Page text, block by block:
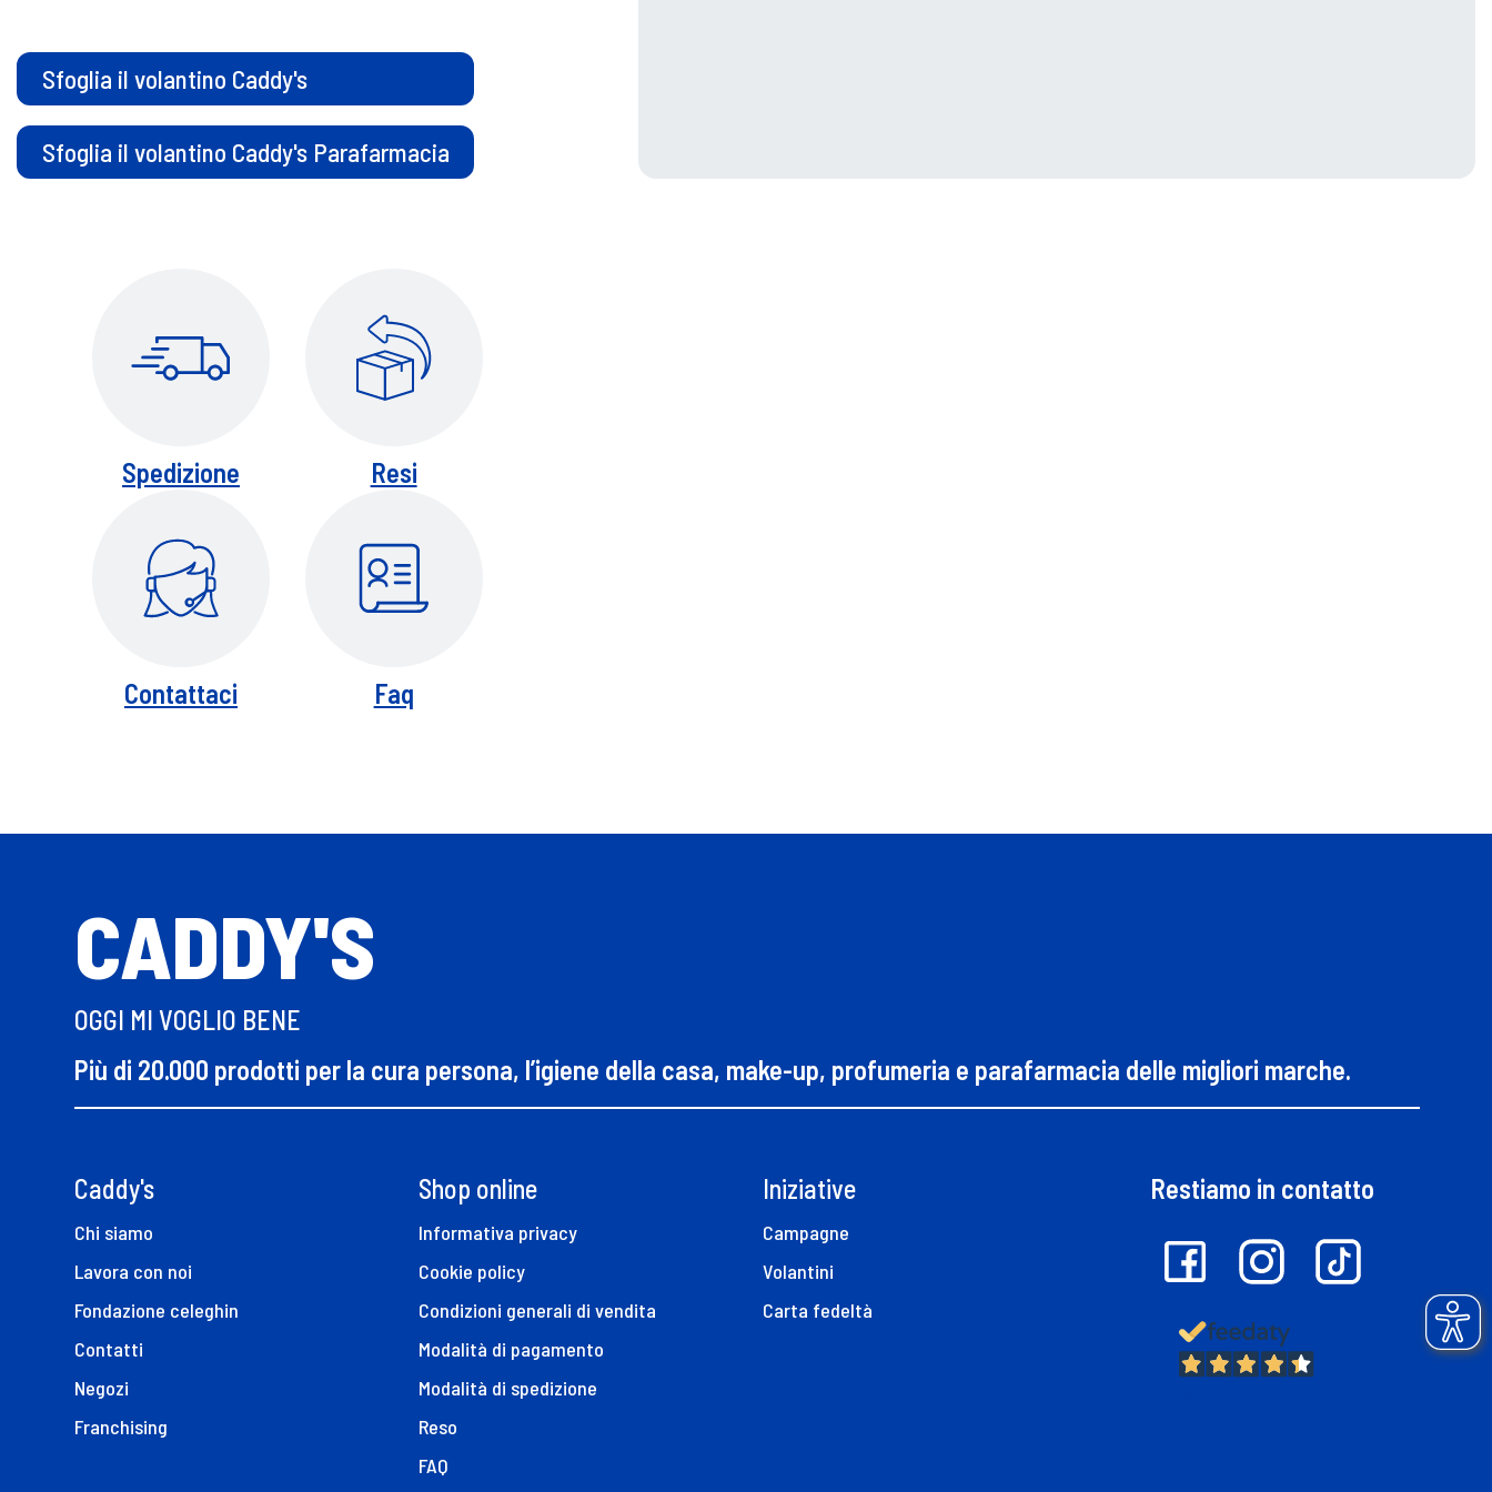
Sfoglia il volantino Caddy's
Sfoglia il volantino Caddy's Parafarmacia
Spedizione Resi
Contattaci Faq
CADDY'S
OGGI MI VOGLIO BENE
Più di 20.000 prodotti per la cura persona, l’igiene della casa, make-up, profumeria e parafarmacia delle migliori marche.
Caddy's
Chi siamo
Lavora con noi
Fondazione celeghin
Contatti
Negozi
Franchising
Shop online
Informativa privacy
Cookie policy
Condizioni generali di vendita
Modalità di pagamento
Modalità di spedizione
Reso
FAQ
Iniziative
Campagne
Volantini
Carta fedeltà
Restiamo in contatto